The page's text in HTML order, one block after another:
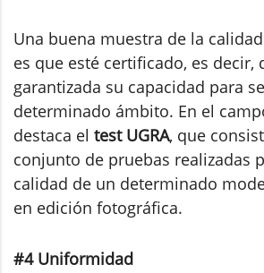
Una buena muestra de la
es que esté certificado, es decir,
garantizada su capacidad para
determinado ámbito. En el
destaca el test UGRA, que
conjunto de pruebas realizadas
calidad de un determinado
en edición fotográfica.
#4 Uniformidad